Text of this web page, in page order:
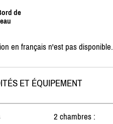
de
en français n'est pas disponible.
ET ÉQUIPEMENT
2 chambres :